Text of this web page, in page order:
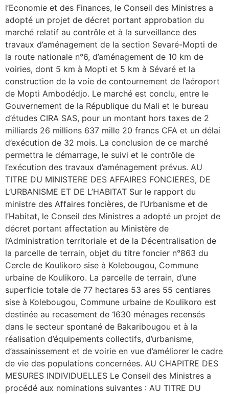
l’Economie et des Finances, le Conseil des Ministres a
adopté un projet de décret portant approbation du
marché relatif au contrôle et à la surveillance des
travaux d’aménagement de la section Sevaré-Mopti de
la route nationale n°6, d’aménagement de 10 km de
voiries, dont 5 km à Mopti et 5 km à Sévaré et la
construction de la voie de contournement de l’aéroport
de Mopti Ambodédjo. Le marché est conclu, entre le
Gouvernement de la République du Mali et le bureau
d’études CIRA SAS, pour un montant hors taxes de 2
milliards 26 millions 637 mille 20 francs CFA et un délai
d’exécution de 32 mois. La conclusion de ce marché
permettra le démarrage, le suivi et le contrôle de
l’exécution des travaux d’aménagement prévus. AU
TITRE DU MINISTERE DES AFFAIRES FONCIERES, DE
L’URBANISME ET DE L’HABITAT Sur le rapport du
ministre des Affaires foncières, de l’Urbanisme et de
l’Habitat, le Conseil des Ministres a adopté un projet de
décret portant affectation au Ministère de
l’Administration territoriale et de la Décentralisation de
la parcelle de terrain, objet du titre foncier n°863 du
Cercle de Koulikoro sise à Kolebougou, Commune
urbaine de Koulikoro. La parcelle de terrain, d’une
superficie totale de 77 hectares 53 ares 55 centiares
sise à Kolebougou, Commune urbaine de Koulikoro est
destinée au recasement de 1630 ménages recensés
dans le secteur spontané de Bakaribougou et à la
réalisation d’équipements collectifs, d’urbanisme,
d’assainissement et de voirie en vue d’améliorer le cadre
de vie des populations concernées. AU CHAPITRE DES
MESURES INDIVIDUELLES Le Conseil des Ministres a
procédé aux nominations suivantes : AU TITRE DU